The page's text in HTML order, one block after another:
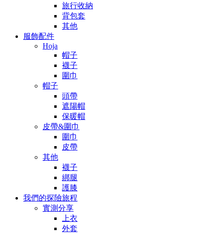
旅行收納
背包套
其他
服飾配件
Hoja
帽子
襪子
圍巾
帽子
頭帶
遮陽帽
保暖帽
皮帶&圍巾
圍巾
皮帶
其他
襪子
綁腿
護膝
我們的探險旅程
實測分享
上衣
外套